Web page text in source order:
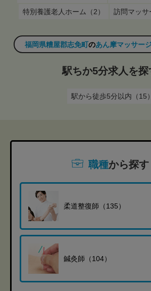
特別養護老人ホーム（2）
訪問マッサ
福岡県糟屋郡志免町のあん摩マッサー
駅ちか5分求人を探
駅から徒歩5分以内（15）
職種から探す
柔道整復師（135）
鍼灸師（104）